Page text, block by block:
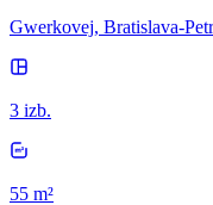
Gwerkovej, Bratislava-
3 izb.
55 m²